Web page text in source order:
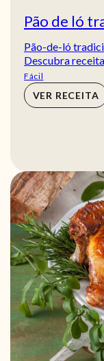
Pão de ló
Pão-de-ló
Descubra
Fácil
VER RECEITA